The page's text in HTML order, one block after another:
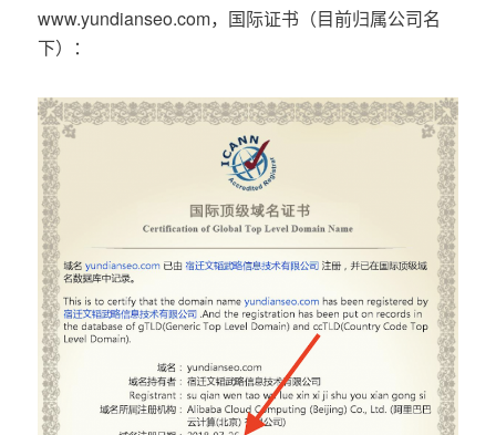
www.yundianseo.com，国际证书（目前归属公司名
下）：